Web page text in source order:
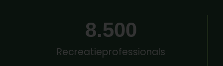
Recreatieprofessionals
8.500